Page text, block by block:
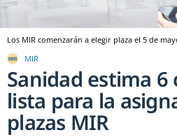
Los MIR comenzarán a elegir plaza el 5 de
MIR
Sanidad estima 6
lista para la
plazas MIR